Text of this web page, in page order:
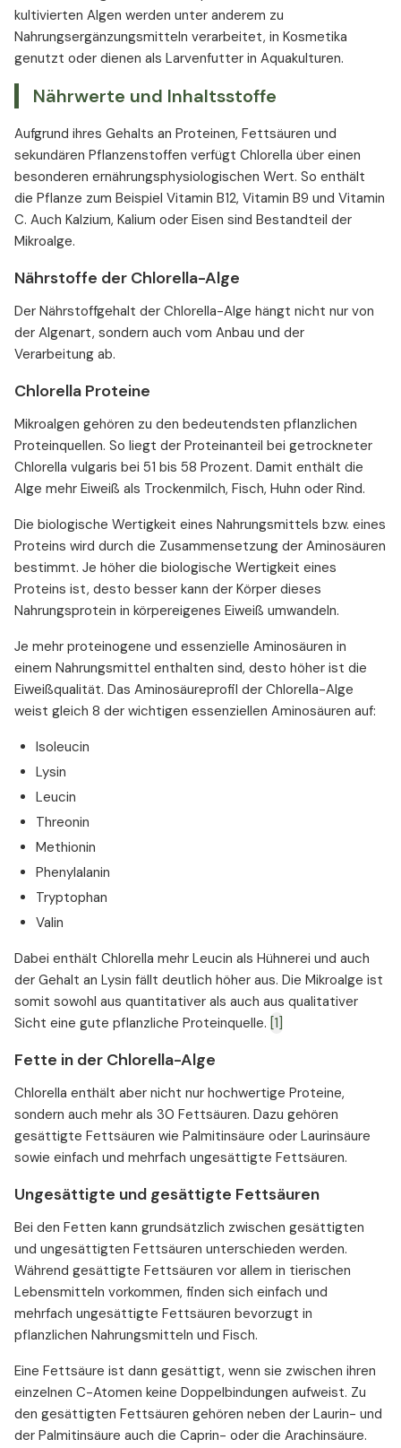
kultivierten Algen werden unter anderem zu
Nahrungsergänzungsmitteln verarbeitet, in Kosmetika
genutzt oder dienen als Larvenfutter in Aquakulturen.
Nährwerte und Inhaltsstoffe
Aufgrund ihres Gehalts an Proteinen, Fettsäuren und
sekundären Pflanzenstoffen verfügt Chlorella über einen
besonderen ernährungsphysiologischen Wert. So enthält
die Pflanze zum Beispiel Vitamin B12, Vitamin B9 und Vitamin
C. Auch Kalzium, Kalium oder Eisen sind Bestandteil der
Mikroalge.
Nährstoffe der Chlorella-Alge
Der Nährstoffgehalt der Chlorella-Alge hängt nicht nur von
der Algenart, sondern auch vom Anbau und der
Verarbeitung ab.
Chlorella Proteine
Mikroalgen gehören zu den bedeutendsten pflanzlichen
Proteinquellen. So liegt der Proteinanteil bei getrockneter
Chlorella vulgaris bei 51 bis 58 Prozent. Damit enthält die
Alge mehr Eiweiß als Trockenmilch, Fisch, Huhn oder Rind.
Die biologische Wertigkeit eines Nahrungsmittels bzw. eines
Proteins wird durch die Zusammensetzung der Aminosäuren
bestimmt. Je höher die biologische Wertigkeit eines
Proteins ist, desto besser kann der Körper dieses
Nahrungsprotein in körpereigenes Eiweiß umwandeln.
Je mehr proteinogene und essenzielle Aminosäuren in
einem Nahrungsmittel enthalten sind, desto höher ist die
Eiweißqualität. Das Aminosäureprofil der Chlorella-Alge
weist gleich 8 der wichtigen essenziellen Aminosäuren auf:
Isoleucin
Lysin
Leucin
Threonin
Methionin
Phenylalanin
Tryptophan
Valin
Dabei enthält Chlorella mehr Leucin als Hühnerei und auch
der Gehalt an Lysin fällt deutlich höher aus. Die Mikroalge ist
somit sowohl aus quantitativer als auch aus qualitativer
Sicht eine gute pflanzliche Proteinquelle. [1]
Fette in der Chlorella-Alge
Chlorella enthält aber nicht nur hochwertige Proteine,
sondern auch mehr als 30 Fettsäuren. Dazu gehören
gesättigte Fettsäuren wie Palmitinsäure oder Laurinsäure
sowie einfach und mehrfach ungesättigte Fettsäuren.
Ungesättigte und gesättigte Fettsäuren
Bei den Fetten kann grundsätzlich zwischen gesättigten
und ungesättigten Fettsäuren unterschieden werden.
Während gesättigte Fettsäuren vor allem in tierischen
Lebensmitteln vorkommen, finden sich einfach und
mehrfach ungesättigte Fettsäuren bevorzugt in
pflanzlichen Nahrungsmitteln und Fisch.
Eine Fettsäure ist dann gesättigt, wenn sie zwischen ihren
einzelnen C-Atomen keine Doppelbindungen aufweist. Zu
den gesättigten Fettsäuren gehören neben der Laurin- und
der Palmitinsäure auch die Caprin- oder die Arachinsäure.